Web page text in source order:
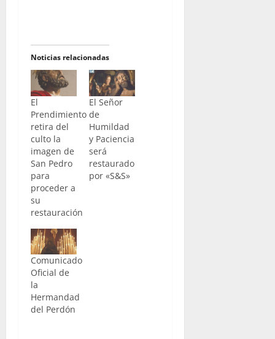
Noticias relacionadas
El
Prendimiento
retira del
culto la
imagen de
San Pedro
para
proceder a
su
restauración
El Señor
de
Humildad
y Paciencia
será
restaurado
por «S&S»
Comunicado
Oficial de
la
Hermandad
del Perdón